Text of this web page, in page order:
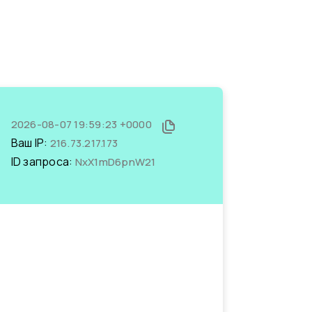
2026-08-07 19:59:23 +0000
Ваш IP: 216.73.217.173
ID запроса: NxX1mD6pnW21